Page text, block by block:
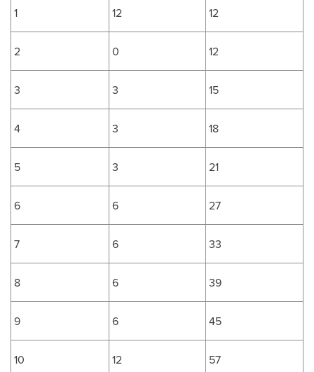
1 12 12
2 0 12
3 3 15
4 3 18
5 3 21
6 6 27
7 6 33
8 6 39
9 6 45
10 12 57